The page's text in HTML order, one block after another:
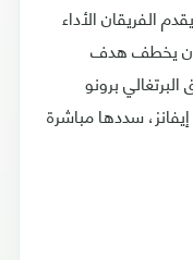
الفريقان الأداء
أن يخطف هدف
45 عن طريق البرتغالي برونو
سددها مباشرة